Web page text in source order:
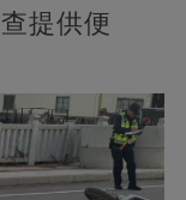
提供便